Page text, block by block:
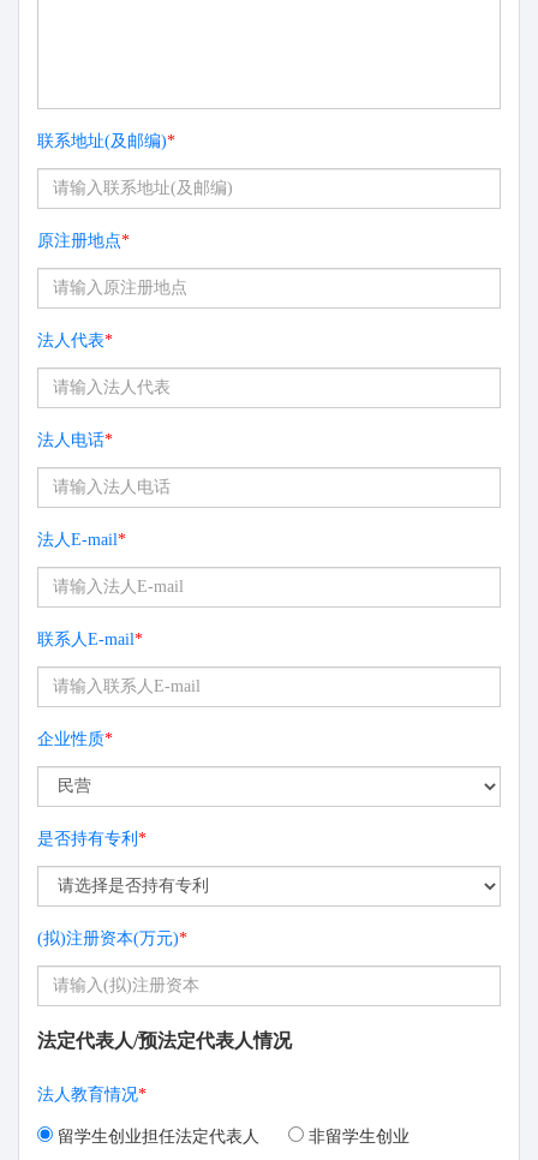
联系地址(及邮编)*
原注册地点*
法人代表*
法人电话*
法人E-mail*
联系人E-mail*
企业性质*
是否持有专利 *
(拟)注册资本(万元)*
法定代表人/预法定代表人情况
法人教育情况*
留学生创业担任法定代表人 非留学生创业